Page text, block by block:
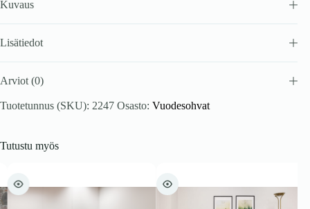
Kuvaus
Lisätiedot
Arviot (0)
Tuotetunnus (SKU): 2247 Osasto: Vuodesohvat
Tutustu myös